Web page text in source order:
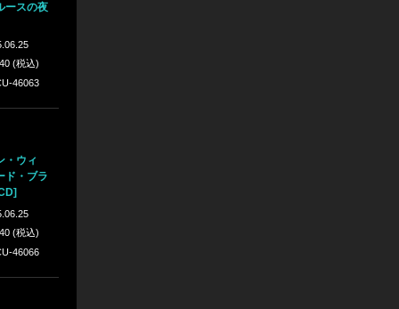
ースの夜
(税込)
46063
・ウィ
ド・ブラ
(税込)
46066